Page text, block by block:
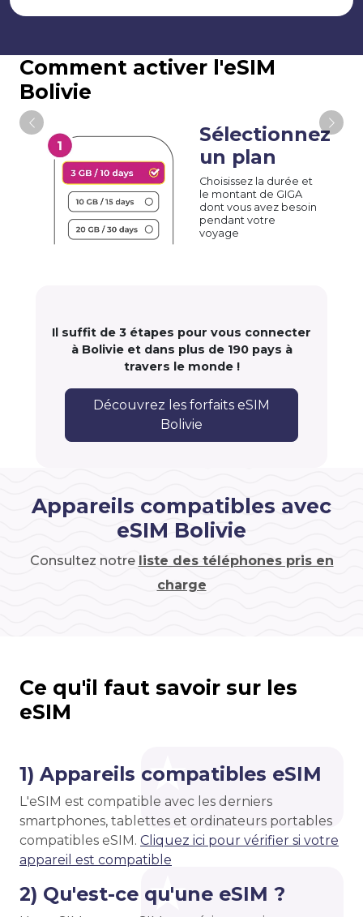
Comment activer l'eSIM
Bolivie
Sélectionnez
un plan
Choisissez la durée et
le montant de GIGA
dont vous avez besoin
pendant votre
voyage
Il suffit de 3 étapes pour vous connecter
à Bolivie et dans plus de 190 pays à
travers le monde !
Découvrez les forfaits eSIM
Bolivie
Appareils compatibles avec
eSIM Bolivie
Consultez notre liste des téléphones pris en
charge
Ce qu'il faut savoir sur les
eSIM
1) Appareils compatibles eSIM
L'eSIM est compatible avec les derniers
smartphones, tablettes et ordinateurs portables
compatibles eSIM. Cliquez ici pour vérifier si votre
appareil est compatible
2) Qu'est-ce qu'une eSIM ?